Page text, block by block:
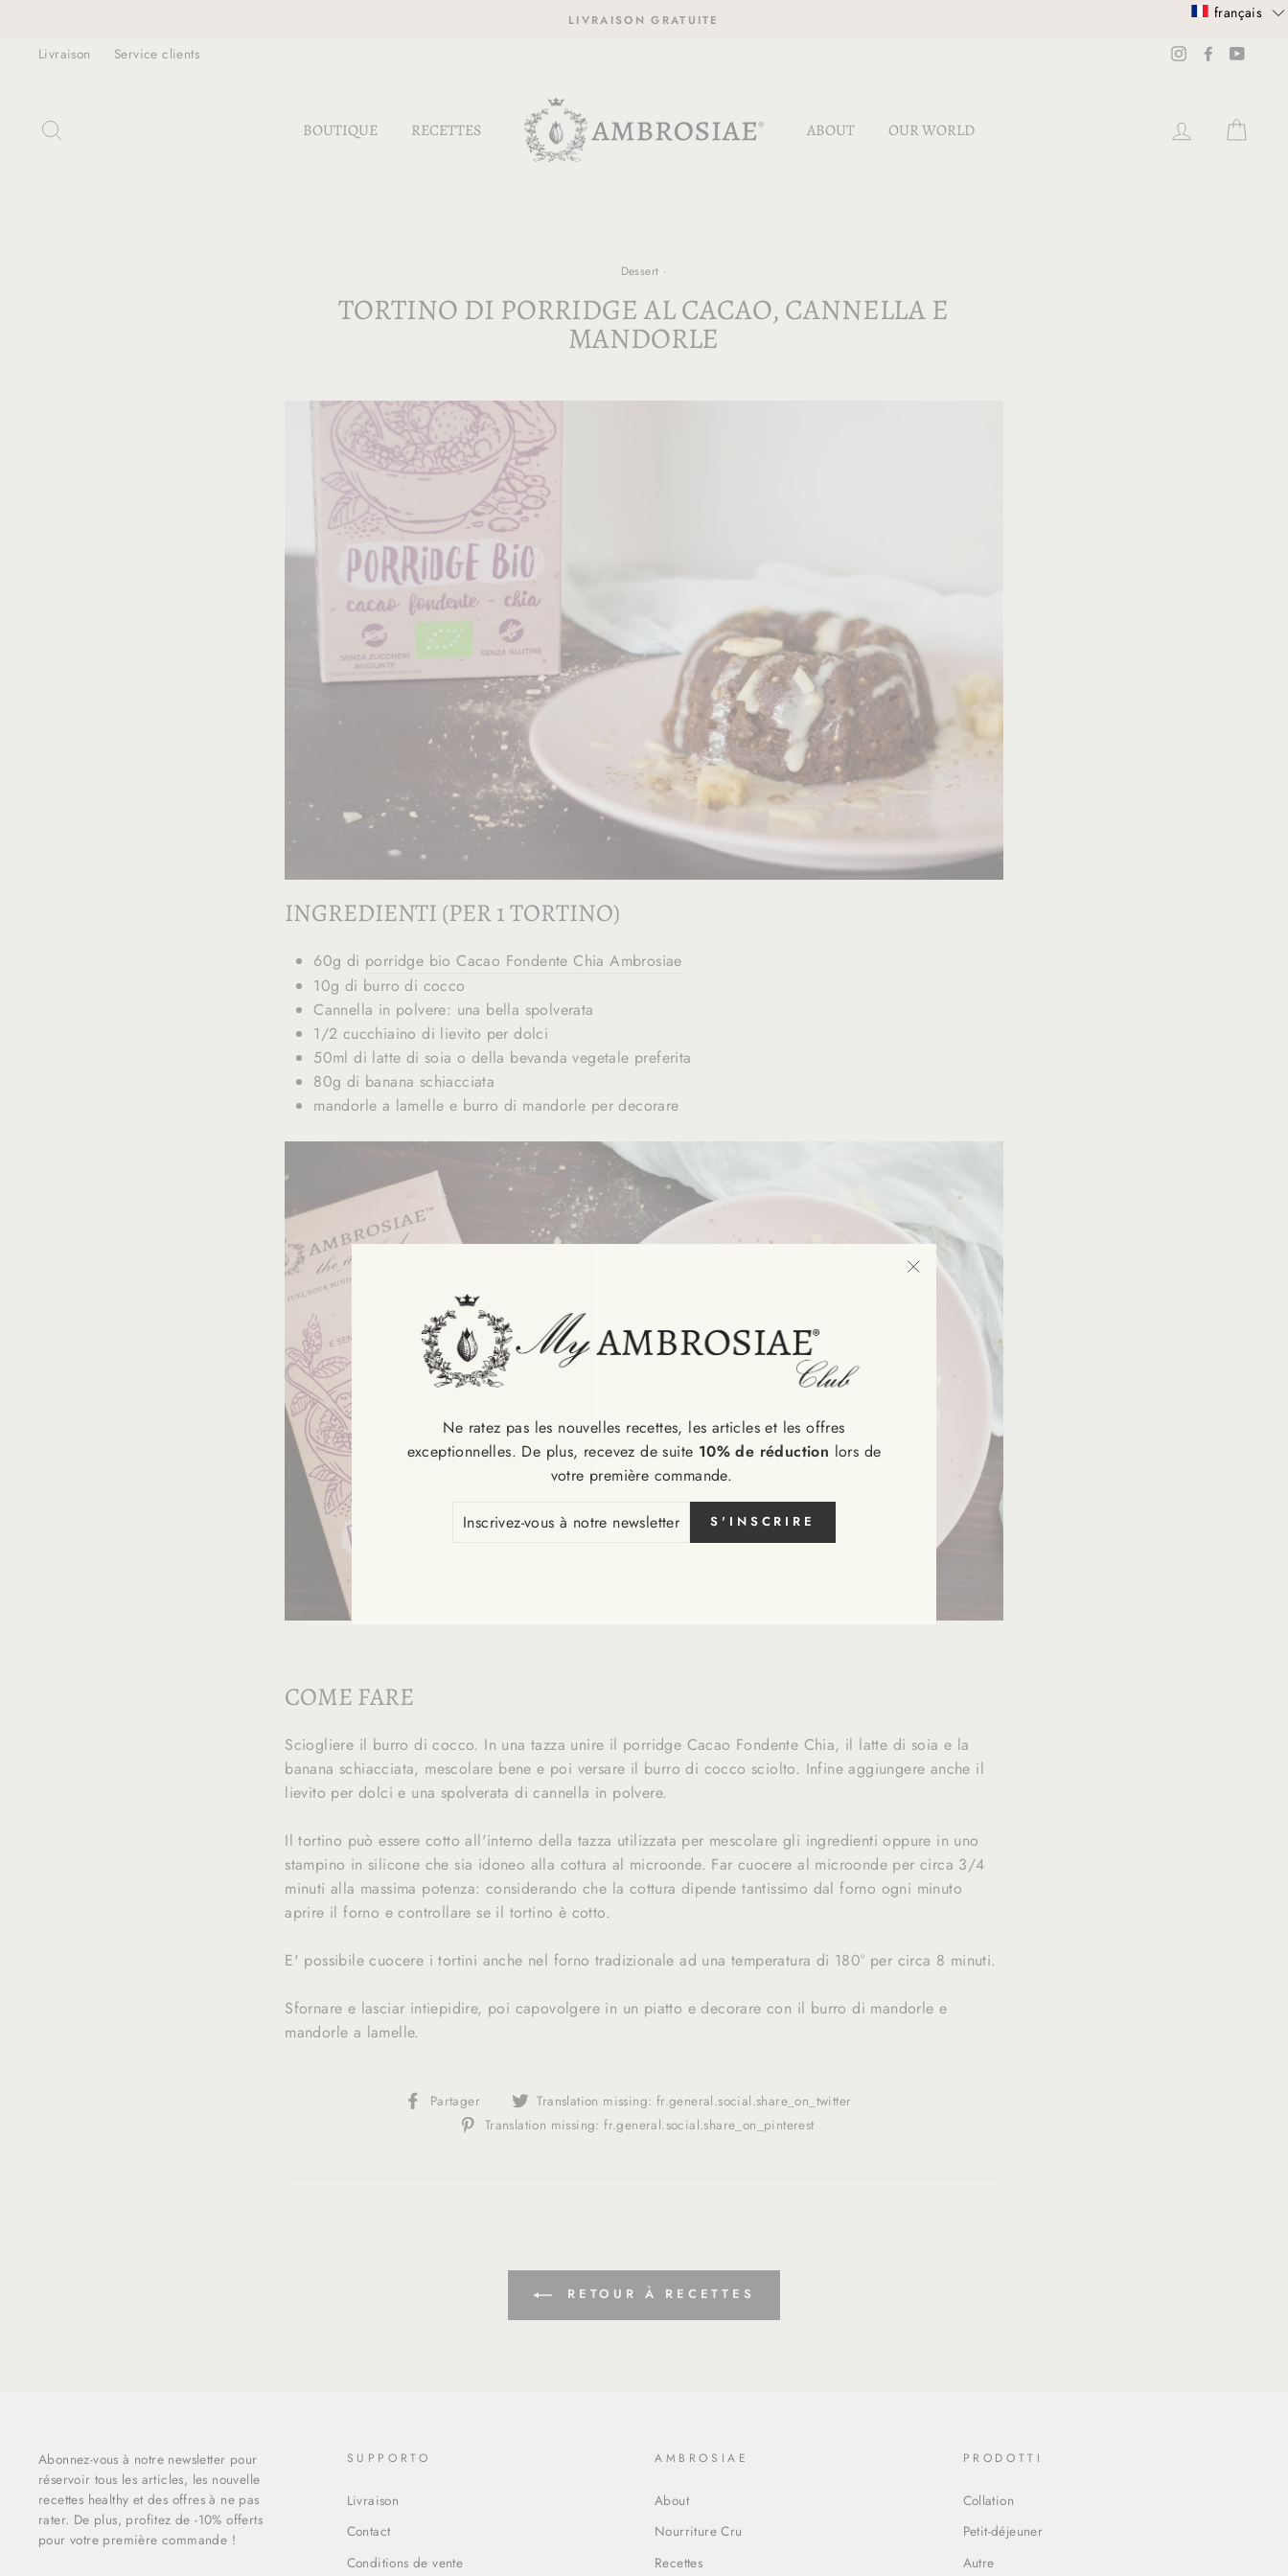
contenu
LIVRAISON GRATUITE
Livraison Service clients InstagramFacebook
BOUTIQUE RECETTES ABOUT OUR WORLD SE
Dessert ·
TORTINO DI PORRIDGE AL CACAO, CANNELLA E
MANDORLE
INGREDIENTI (PER 1 TORTINO)
60g di porridge bio Cacao Fondente Chia Ambrosiae
10g di burro di cocco
Cannella in polvere: una bella spolverata
1/2 cucchiaino di lievito per dolci
50ml di latte di soia o della bevanda vegetale preferita
80g di banana schiacciata
mandorle a lamelle e burro di mandorle per decorare
COME FARE
Sciogliere il burro di cocco. In una tazza unire il porridge Cacao Fondente Chia, il latte di soia e la
banana schiacciata, mescolare bene e poi versare il burro di cocco sciolto. Infine aggiungere anche il
lievito per dolci e una spolverata di cannella in polvere.
Il tortino può essere cotto all'interno della tazza utilizzata per mescolare gli ingredienti oppure in uno
stampino in silicone che sia idoneo alla cottura al microonde. Far cuocere al microonde per circa 3/4
minuti alla massima potenza: considerando che la cottura dipende tantissimo dal forno ogni minuto
aprire il forno e controllare se il tortino è cotto.
E' possibile cuocere i tortini anche nel forno tradizionale ad una temperatura di 180° per circa 8 minuti.
Sfornare e lasciar intiepidire, poi capovolgere in un piatto e decorare con il burro di mandorle e
mandorle a lamelle.
Partager
Translation
missing:
Translation missing: fr.general.social.share_on_twitter
Translation missing: fr.general.social.share_on_pinterest
RETOUR À RECETTES
Abonnez-vous à notre newsletter pour
réservoir tous les articles, les nouvelle
recettes healthy et des offres à ne pas
rater. De plus, profitez de -10% offerts
pour votre première commande !
SUPPORTO
Livraison
Contact
Conditions de vente
AMBROSIAE
About
Nourriture Cru
Recettes
PRODOTTI
Collation
Petit-déjeuner
Autre
Ne ratez pas les nouvelles recettes, les articles et les offres
exceptionnelles. De plus, recevez de suite 10% de réduction lors de
votre première commande.
S'INSCRIRE
"Fermer
français